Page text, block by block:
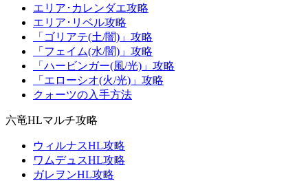
エリア･カレンダエ攻略
エリア･リベル攻略
「ゴリアテ(土/闇)」攻略
「フェイム(水/闇)」攻略
「ハービンガー(風/光)」攻略
「エローシオ(火/光)」攻略
クォーツの入手方法
六竜HLマルチ攻略
ウィルナスHL攻略
ワムデュスHL攻略
ガレヲンHL攻略